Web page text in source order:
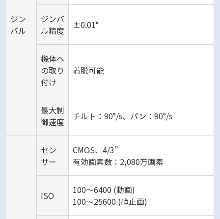
ジン
バル
ジンバ
ル精度
±0.01°
機体へ
の取り
付け
着脱可能
最大制
御速度
チルト：90°/s、パン：90°/s
セン
サー
CMOS、4/3”
有効画素数：2,080万画素
ISO
100～6400 (動画)
100～25600 (静止画)